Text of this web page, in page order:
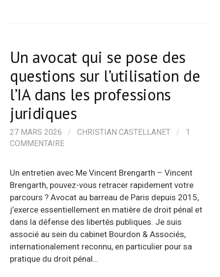
Un avocat qui se pose des
questions sur l’utilisation de
l’IA dans les professions
juridiques
27 MARS 2026 / CHRISTIAN CASTELLANET /
1
COMMENTAIRE
Un entretien avec Me Vincent Brengarth – Vincent
Brengarth, pouvez-vous retracer rapidement votre
parcours ? Avocat au barreau de Paris depuis 2015,
j’exerce essentiellement en matière de droit pénal et
dans la défense des libertés publiques. Je suis
associé au sein du cabinet Bourdon & Associés,
internationalement reconnu, en particulier pour sa
pratique du droit pénal…